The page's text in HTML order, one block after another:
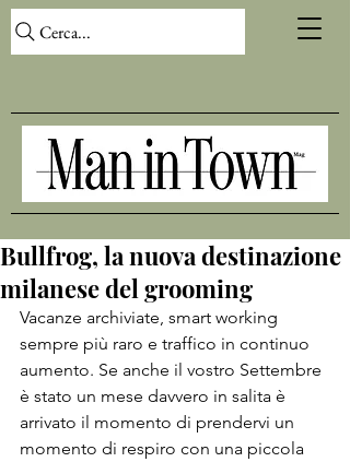
Cerca...
Bullfrog, la nuova destinazione
milanese del grooming
Vacanze archiviate, smart working
sempre più raro e traffico in continuo
aumento. Se anche il vostro Settembre
è stato un mese davvero in salita è
arrivato il momento di prendervi un
momento di respiro con una piccola